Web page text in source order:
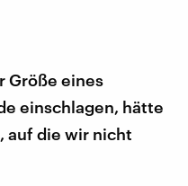
Größe eines
einschlagen, hätte
auf die wir nicht